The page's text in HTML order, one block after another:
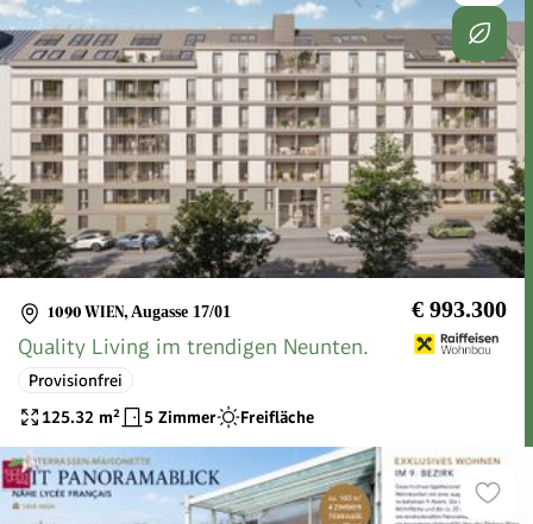
1090 WIEN, Augasse 17/01 € 993.300
Quality Living im trendigen Neunten.
Provisionfrei
125.32 m² 5 Zimmer Freifläche